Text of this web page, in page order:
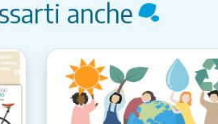
anche